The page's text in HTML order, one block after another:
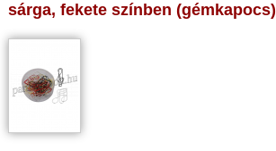
sárga, fekete színben (gémkapocs)